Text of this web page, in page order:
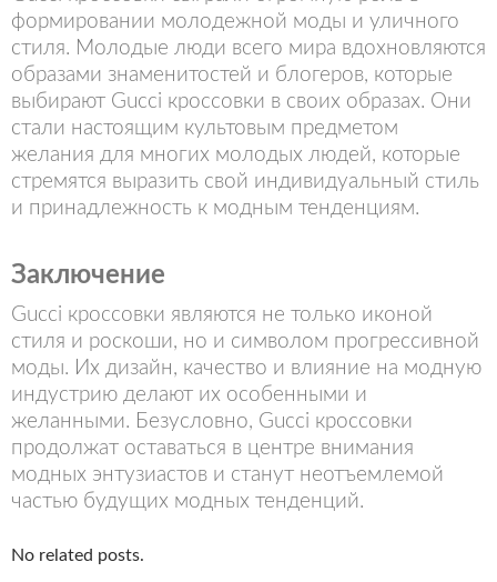
формировании молодежной моды и уличного
стиля. Молодые люди всего мира вдохновляются
образами знаменитостей и блогеров, которые
выбирают Gucci кроссовки в своих образах. Они
стали настоящим культовым предметом
желания для многих молодых людей, которые
стремятся выразить свой индивидуальный стиль
и принадлежность к модным тенденциям.
Заключение
Gucci кроссовки являются не только иконой
стиля и роскоши, но и символом прогрессивной
моды. Их дизайн, качество и влияние на модную
индустрию делают их особенными и
желанными. Безусловно, Gucci кроссовки
продолжат оставаться в центре внимания
модных энтузиастов и станут неотъемлемой
частью будущих модных тенденций.
No related posts.